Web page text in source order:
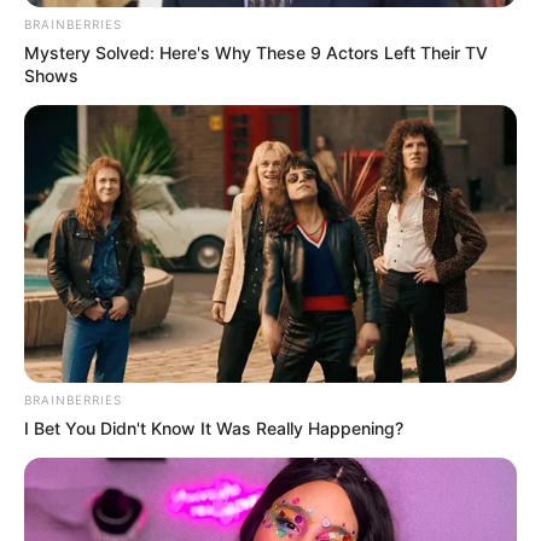
Κινηματογραφική ληστεία σημειώθηκε στα
Μεσόγεια. Ληστές μπήκαν σε μονοκατοικία,
BRAINBERRIES
Mystery Solved: Here's Why These 9 Actors Left Their TV
Shows
BRAINBERRIES
I Bet You Didn't Know It Was Really Happening?